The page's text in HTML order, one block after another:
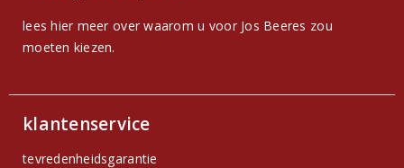
lees hier meer over waarom u voor Jos Beeres zou
moeten kiezen.
klantenservice
tevredenheidsgarantie